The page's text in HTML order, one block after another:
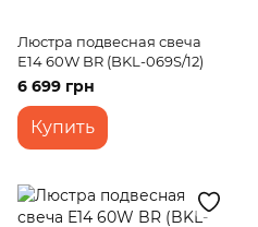
Люстра подвесная свеча
E14 60W BR (BKL-069S/12)
6 699 грн
Купить